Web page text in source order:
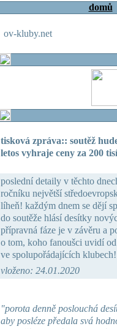
domů
ov-kluby.net
tisková zpráva:: soutěž
letos vyhraje ceny za 200
poslední detaily v těchto
ročníku největší
líheň! každým dnem se dějí
do soutěže hlásí desítky
přípravná fáze je v závěru a
o tom, koho fanoušci uvidí
ve spolupořádajících klubech!
vloženo: 24.01.2020
"porota denně poslouchá
aby posléze předala svá